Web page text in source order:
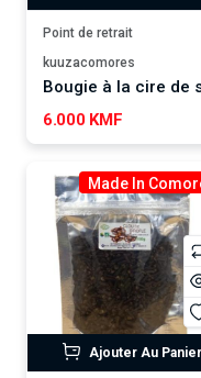
Point de retrait
kuuzacomores
6.000 KMF
Made In
Ajouter Au Panier